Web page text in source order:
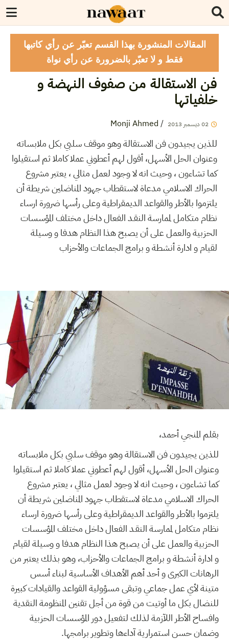
المقالات المنشورة بهذا القسم تعبّر عن رأي كاتبها
فقط و لا تعبّر بالضرورة عن رأي نواة
فن الاستقالة من صفوف النهضة و
خلفياتها
02 ديسمبر 2013
/
Monji Ahmed
للذين يجيدون فن الاستقالة وهو موقف سلبي بكل ملابساته
وعنوان الحل الأسهل، أقول لهم أعطوني عملا كاملا ثم استقيلوا
كما تشاءون ، وحيث انه لا وجود لعمل مثالي ، يعتبر مشروع
الحراك الاسلامي مدعاة لاستقطاب جهود المناضلين شريطة أن
يلتزموا بالأطر والقواعد الديمقراطية وعلى رأسها ضرورة ارساء
نظام متكامل لممارسة النقـد الفعال داخل مختلف المؤسسات
الحزبية والعمل على أن يصبح هذا النظام هدفا و وسيلة
لقيام و ادارة أنشطة و برامج الجماعات والأحزاب
بقلم المنجي أحمد،
للذين يجيدون فن الاستقالة وهو موقف سلبي بكل ملابساته
وعنوان الحل الأسهل، أقول لهم أعطوني عملا كاملا ثم استقيلوا
كما تشاءون ، وحيث انه لا وجود لعمل مثالي ، يعتبر مشروع
الحراك الاسلامي مدعاة لاستقطاب جهود المناضلين شريطة أن
يلتزموا بالأطر والقواعد الديمقراطية وعلى رأسها ضرورة ارساء
نظام متكامل لممارسة النقـد الفعال داخل مختلف المؤسسات
الحزبية والعمل على أن يصبح هذا النظام هدفا و وسيلة لقيام
و ادارة أنشطة و برامج الجماعات والأحزاب، وهو بذلك يعتبر من
الرهانات الكبرى و أحد أهم الأهداف الأساسية لبناء أسس
متينة لأي عمل جماعي وتبقى مسؤولية القواعد والقيادات كبيرة
للنضال بكل ما أوتيت من قوة من أجل تقنين المنظومة النقدية
وافساح الأطر اللآزمة لذلك لتفعيل دور المؤسسات الحزبية
وضمان حسن استمرارية آداءها وتطوير برامجها.